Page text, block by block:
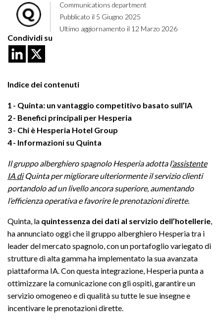
Communications department
Pubblicato il 5 Giugno 2025
Ultimo aggiornamento il 12 Marzo 2026
Condividi su
Indice dei contenuti
1
Quinta: un vantaggio competitivo basato sull’IA
2
Benefici principali per Hesperia
3
Chi è Hesperia Hotel Group
4
Informazioni su Quinta
Il gruppo alberghiero spagnolo Hesperia adotta l’assistente
IA diQuinta per migliorare ulteriormente il servizio clienti
portandolo ad un livello ancora superiore, aumentando
l’efficienza operativa e favorire le prenotazioni dirette.
Quinta, la quintessenza dei dati al servizio dell’hotellerie,
ha annunciato oggi che il gruppo alberghiero Hesperia tra i
leader del mercato spagnolo, con un portafoglio variegato di
strutture di alta gamma ha implementato la sua avanzata
piattaforma IA. Con questa integrazione, Hesperia punta a
ottimizzare la comunicazione con gli ospiti, garantire un
servizio omogeneo e di qualità su tutte le sue insegne e
incentivare le prenotazioni dirette.